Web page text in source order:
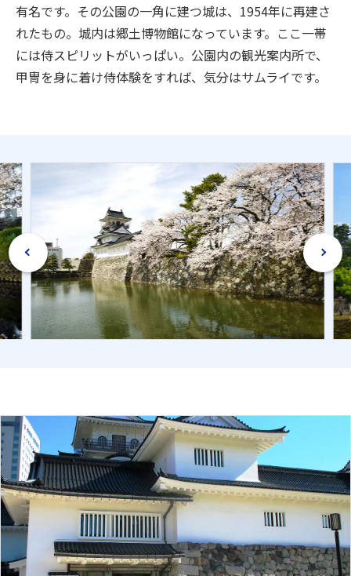
有名です。その公園の一角に建つ城は、1954年に再建さ
れたもの。城内は郷土博物館になっています。ここ一帯
には侍スピリットがいっぱい。公園内の観光案内所で、
甲冑を身に着け侍体験をすれば、気分はサムライです。